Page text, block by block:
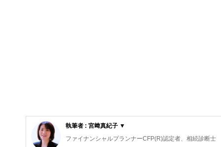
執筆者 : 宮﨑真紀子 ▼
ファイナンシャルプランナーCFP(R)認定者、相続診断士